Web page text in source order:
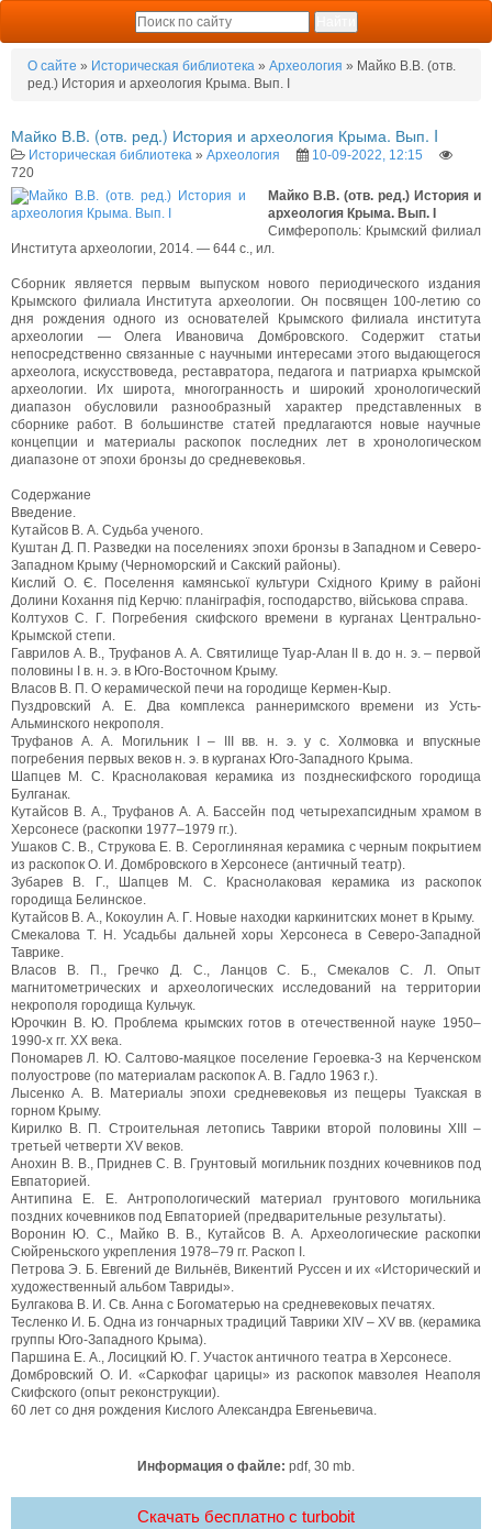
О сайте » Историческая библиотека » Археология » Майко В.В. (отв.
ред.) История и археология Крыма. Вып. I
Майко В.В. (отв. ред.) История и археология Крыма. Вып. I
Историческая библиотека » Археология
10-09-2022, 12:15
720
Майко В.В. (отв. ред.) История и
археология Крыма. Вып. I
Симферополь: Крымский филиал
Института археологии, 2014. — 644 с., ил.
Сборник является первым выпуском нового периодического издания
Крымского филиала Института археологии. Он посвящен 100-летию со
дня рождения одного из основателей Крымского филиала института
археологии — Олега Ивановича Домбровского. Содержит статьи
непосредственно связанные с научными интересами этого выдающегося
археолога, искусствоведа, реставратора, педагога и патриарха крымской
археологии. Их широта, многогранность и широкий хронологический
диапазон обусловили разнообразный характер представленных в
сборнике работ. В большинстве статей предлагаются новые научные
концепции и материалы раскопок последних лет в хронологическом
диапазоне от эпохи бронзы до средневековья.
Содержание
Введение.
Кутайсов В. А. Судьба ученого.
Куштан Д. П. Разведки на поселениях эпохи бронзы в Западном и Северо-
Западном Крыму (Черноморский и Сакский районы).
Кислий О. Є. Поселення камянської культури Східного Криму в районі
Долини Кохання під Керчю: планіграфія, господарство, військова справа.
Колтухов С. Г. Погребения скифского времени в курганах Центрально-
Крымской степи.
Гаврилов А. В., Труфанов А. А. Святилище Туар-Алан II в. до н. э. – первой
половины I в. н. э. в Юго-Восточном Крыму.
Власов В. П. О керамической печи на городище Кермен-Кыр.
Пуздровский А. Е. Два комплекса раннеримского времени из Усть-
Альминского некрополя.
Труфанов А. А. Могильник I – III вв. н. э. у с. Холмовка и впускные
погребения первых веков н. э. в курганах Юго-Западного Крыма.
Шапцев М. С. Краснолаковая керамика из позднескифского городища
Булганак.
Кутайсов В. А., Труфанов А. А. Бассейн под четырехапсидным храмом в
Херсонесе (раскопки 1977–1979 гг.).
Ушаков С. В., Струкова Е. В. Сероглиняная керамика с черным покрытием
из раскопок О. И. Домбровского в Херсонесе (античный театр).
Зубарев В. Г., Шапцев М. C. Краснолаковая керамика из раскопок
городища Белинское.
Кутайсов В. А., Кокоулин А. Г. Новые находки каркинитских монет в Крыму.
Смекалова Т. Н. Усадьбы дальней хоры Херсонеса в Северо-Западной
Таврике.
Власов В. П., Гречко Д. С., Ланцов С. Б., Смекалов С. Л. Опыт
магнитометрических и археологических исследований на территории
некрополя городища Кульчук.
Юрочкин В. Ю. Проблема крымских готов в отечественной науке 1950–
1990-х гг. ХХ века.
Пономарев Л. Ю. Салтово-маяцкое поселение Героевка-3 на Керченском
полуострове (по материалам раскопок А. В. Гадло 1963 г.).
Лысенко А. В. Материалы эпохи средневековья из пещеры Туакская в
горном Крыму.
Кирилко В. П. Строительная летопись Таврики второй половины XIII –
третьей четверти XV веков.
Анохин В. В., Приднев С. В. Грунтовый могильник поздних кочевников под
Евпаторией.
Антипина Е. Е. Антропологический материал грунтового могильника
поздних кочевников под Евпаторией (предварительные результаты).
Воронин Ю. С., Майко В. В., Кутайсов В. А. Археологические раскопки
Сюйреньского укрепления 1978–79 гг. Раскоп I.
Петрова Э. Б. Евгений де Вильнёв, Викентий Руссен и их «Исторический и
художественный альбом Тавриды».
Булгакова В. И. Св. Анна с Богоматерью на средневековых печатях.
Тесленко И. Б. Одна из гончарных традиций Таврики XIV – XV вв. (керамика
группы Юго-Западного Крыма).
Паршина Е. А., Лосицкий Ю. Г. Участок античного театра в Херсонесе.
Домбровский О. И. «Саркофаг царицы» из раскопок мавзолея Неаполя
Скифского (опыт реконструкции).
60 лет со дня рождения Кислого Александра Евгеньевича.
Информация о файле: pdf, 30 mb.
Скачать бесплатно c turbobit